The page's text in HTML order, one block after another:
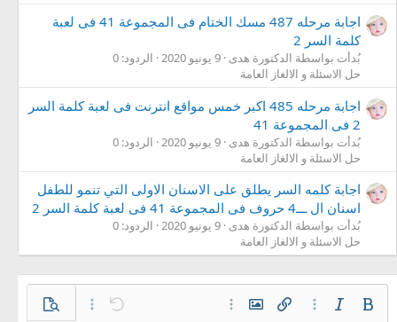
اجابة مرحله 487 مسك الختام فى المجموعة 41 فى لعبة
كلمة السر 2
بُدأت بواسطة الدكتورة هدى 9 يونيو 2020
الردود: 0
حل الاسئلة و الالغاز العامة
اجابة مرحله 485 اكبر خمس مواقع انترنت فى لعبة كلمة السر
2 فى المجموعة 41
بُدأت بواسطة الدكتورة هدى 9 يونيو 2020
الردود: 0
حل الاسئلة و الالغاز العامة
اجابة كلمه السر يطلق على الاسنان الاولى التي تنمو للطفل
اسنان ال ـــ4 حروف فى المجموعة 41 فى لعبة كلمة السر 2
بُدأت بواسطة الدكتورة هدى 9 يونيو 2020
الردود: 0
حل الاسئلة و الالغاز العامة
غامق مائل خيارات إضافية…
إدراج رابطإدراج صورةخيارات إضافية… تراجع خيارات إضافية…
معاينة